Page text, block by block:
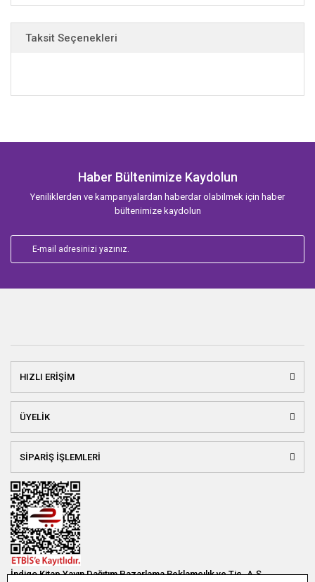
Taksit Seçenekleri
Haber Bültenimize Kaydolun
Yeniliklerden ve kampanyalardan haberdar olabilmek için haber
bültenimize kaydolun
HIZLI ERİŞİM
ÜYELİK
SİPARİŞ İŞLEMLERİ
İndigo Kitap Yayın Dağıtım Pazarlama Reklamcılık ve Tic. A.Ş.